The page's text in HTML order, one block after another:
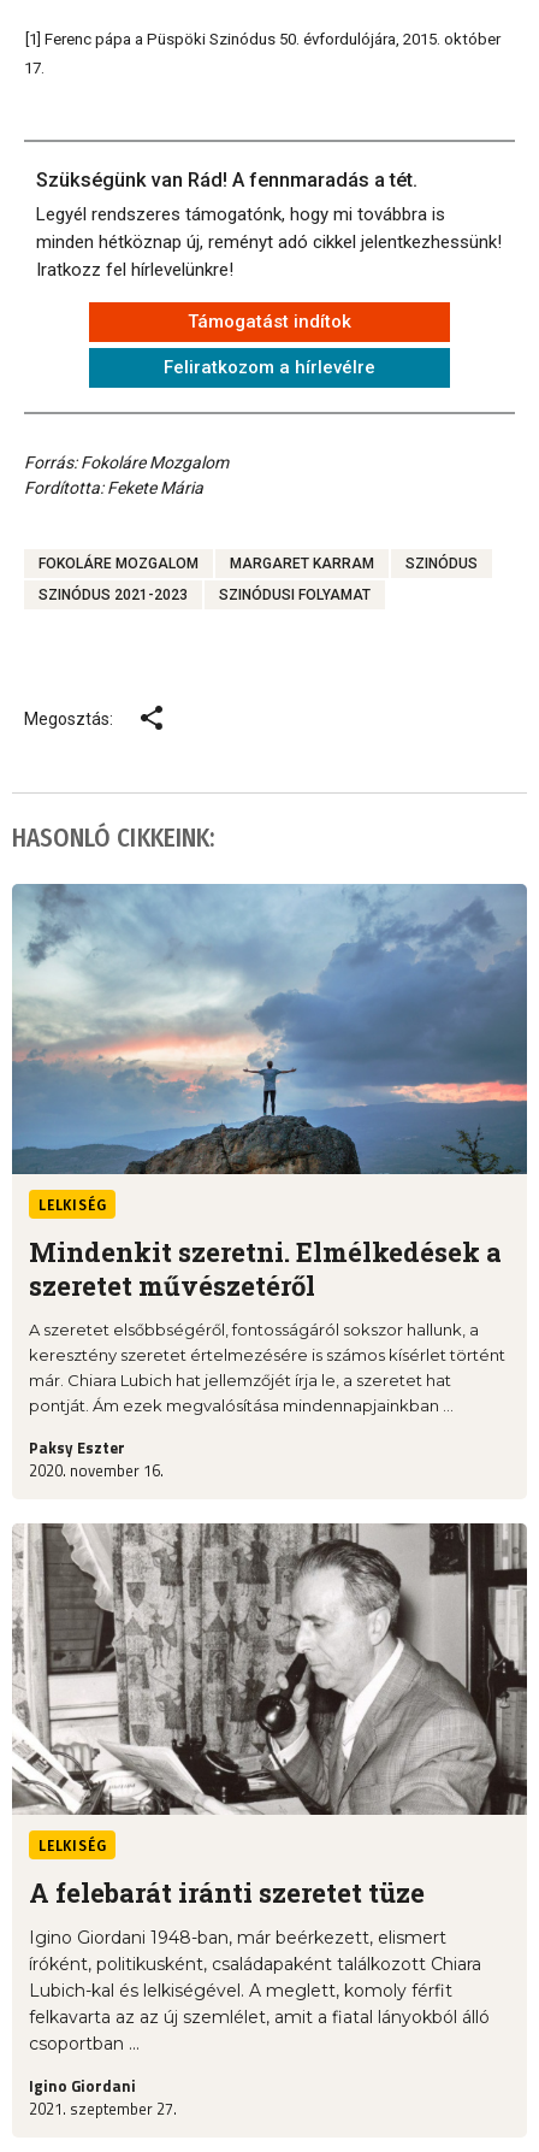
[1] Ferenc pápa a Püspöki Szinódus 50. évfordulójára, 2015. október
17.
Szükségünk van Rád! A fennmaradás a tét.
Legyél rendszeres támogatónk, hogy mi továbbra is
minden hétköznap új, reményt adó cikkel jelentkezhessünk!
Iratkozz fel hírlevelünkre!
Támogatást indítok
Feliratkozom a hírlevélre
Forrás: Fokoláre Mozgalom
Fordította: Fekete Mária
FOKOLÁRE MOZGALOM MARGARET KARRAM
SZINÓDUS
SZINÓDUS 2021-2023
SZINÓDUSI FOLYAMAT
Megosztás:
HASONLÓ CIKKEINK:
LELKISÉG
Mindenkit szeretni. Elmélkedések a
szeretet művészetéről
A szeretet elsőbbségéről, fontosságáról sokszor hallunk, a
keresztény szeretet értelmezésére is számos kísérlet történt
már. Chiara Lubich hat jellemzőjét írja le, a szeretet hat
pontját. Ám ezek megvalósítása mindennapjainkban ...
Paksy Eszter
2020. november 16.
LELKISÉG
A felebarát iránti szeretet tüze
Igino Giordani 1948-ban, már beérkezett, elismert
íróként, politikusként, családapaként találkozott Chiara
Lubich-kal és lelkiségével. A meglett, komoly férfit
felkavarta az az új szemlélet, amit a fiatal lányokból álló
csoportban ...
Igino Giordani
2021. szeptember 27.